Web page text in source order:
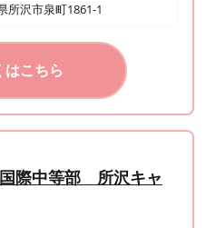
所沢市泉町1861-1
はこちら
際中等部 所沢キャ